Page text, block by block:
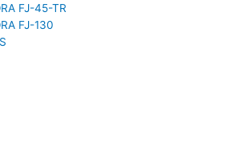
FJ-45-TR
FJ-130